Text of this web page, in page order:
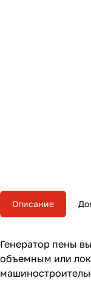
Описание
Генератор пены
объемным или